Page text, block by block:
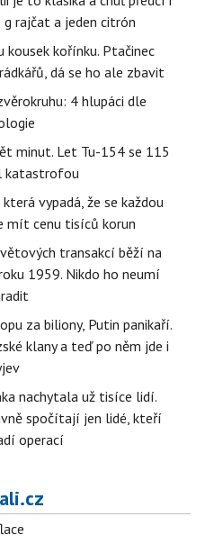
rajčat a jeden citrón
kořínku. Ptačinec
dá se ho ale zbavit
4 hlupáci dle
minut. Let Tu-154 se 115
katastrofou
vypadá, že se každou
mít cenu tisíců korun
transakcí běží na
1959. Nikdo ho neumí
za biliony, Putin panikaří.
klany a teď po něm jde i
nachytala už tisíce lidí.
spočítají jen lidé, kteří
operací